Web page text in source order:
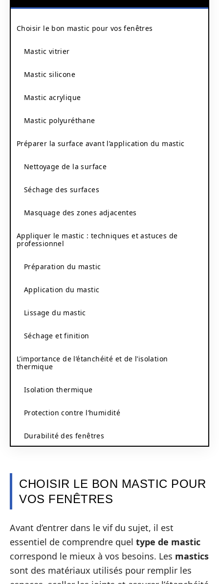
Choisir le bon mastic pour vos fenêtres
Mastic vitrier
Mastic silicone
Mastic acrylique
Mastic polyuréthane
Préparer la surface avant l’application du mastic
Nettoyage de la surface
Séchage des surfaces
Masquage des zones adjacentes
Appliquer le mastic : techniques et astuces de
professionnel
Préparation du mastic
Application du mastic
Lissage du mastic
Séchage et finition
L’importance de l’étanchéité et de l’isolation
thermique
Isolation thermique
Protection contre l’humidité
Durabilité des fenêtres
CHOISIR LE BON MASTIC POUR
VOS FENÊTRES
Avant d’entrer dans le vif du sujet, il est
essentiel de comprendre quel type de mastic
correspond le mieux à vos besoins. Les mastics
sont des matériaux utilisés pour remplir les